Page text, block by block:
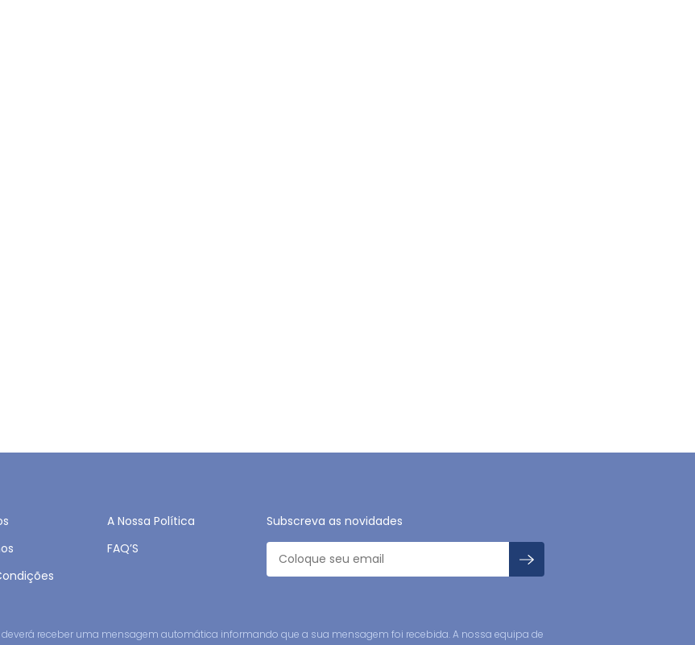
A Nossa Política
FAQ’S
Subscreva as novidades
receber uma mensagem automática informando que a sua mensagem foi recebida. A nossa equipa de